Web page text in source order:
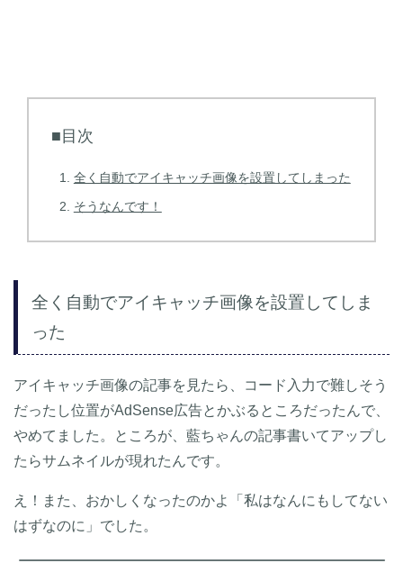
■目次
全く自動でアイキャッチ画像を設置してしまった
そうなんです！
全く自動でアイキャッチ画像を設置してしま
った
アイキャッチ画像の記事を見たら、コード入力で難しそう
だったし位置がAdSense広告とかぶるところだったんで、
やめてました。ところが、藍ちゃんの記事書いてアップし
たらサムネイルが現れたんです。
え！また、おかしくなったのかよ「私はなんにもしてない
はずなのに」でした。